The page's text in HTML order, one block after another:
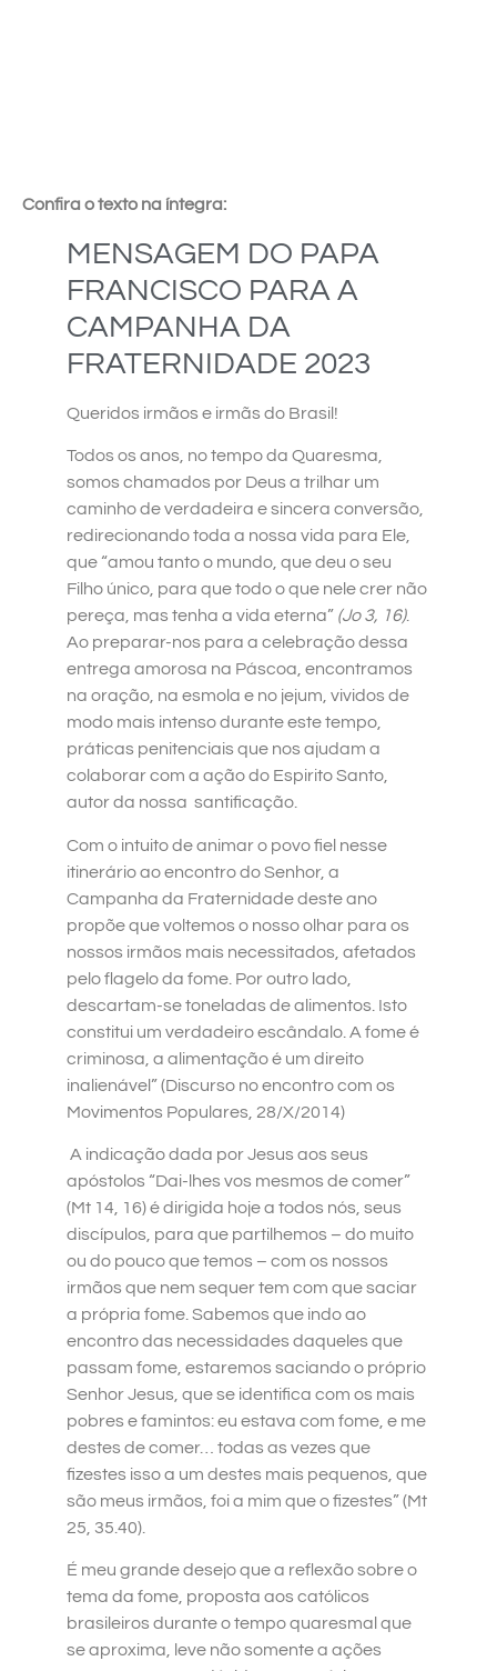
Confira o texto na íntegra:
MENSAGEM DO PAPA
FRANCISCO PARA A
CAMPANHA DA
FRATERNIDADE 2023
Queridos irmãos e irmãs do Brasil!
Todos os anos, no tempo da Quaresma,
somos chamados por Deus a trilhar um
caminho de verdadeira e sincera conversão,
redirecionando toda a nossa vida para Ele,
que “amou tanto o mundo, que deu o seu
Filho único, para que todo o que nele crer não
pereça, mas tenha a vida eterna” (Jo 3, 16).
Ao preparar-nos para a celebração dessa
entrega amorosa na Páscoa, encontramos
na oração, na esmola e no jejum, vividos de
modo mais intenso durante este tempo,
práticas penitenciais que nos ajudam a
colaborar com a ação do Espirito Santo,
autor da nossa santificação.
Com o intuito de animar o povo fiel nesse
itinerário ao encontro do Senhor, a
Campanha da Fraternidade deste ano
propõe que voltemos o nosso olhar para os
nossos irmãos mais necessitados, afetados
pelo flagelo da fome. Por outro lado,
descartam-se toneladas de alimentos. Isto
constitui um verdadeiro escândalo. A fome é
criminosa, a alimentação é um direito
inalienável” (Discurso no encontro com os
Movimentos Populares, 28/X/2014)
A indicação dada por Jesus aos seus
apóstolos “Dai-lhes vos mesmos de comer”
(Mt 14, 16) é dirigida hoje a todos nós, seus
discípulos, para que partilhemos – do muito
ou do pouco que temos – com os nossos
irmãos que nem sequer tem com que saciar
a própria fome. Sabemos que indo ao
encontro das necessidades daqueles que
passam fome, estaremos saciando o próprio
Senhor Jesus, que se identifica com os mais
pobres e famintos: eu estava com fome, e me
destes de comer… todas as vezes que
fizestes isso a um destes mais pequenos, que
são meus irmãos, foi a mim que o fizestes” (Mt
25, 35.40).
É meu grande desejo que a reflexão sobre o
tema da fome, proposta aos católicos
brasileiros durante o tempo quaresmal que
se aproxima, leve não somente a ações